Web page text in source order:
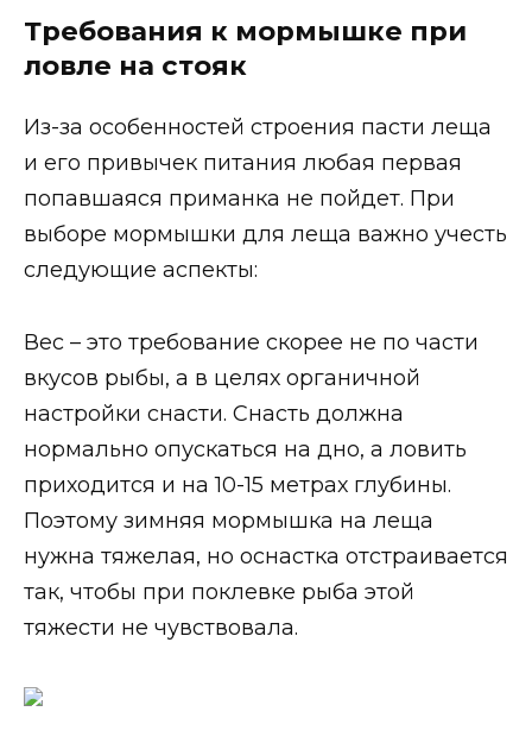
Требования к мормышке при
ловле на стояк
Из-за особенностей строения пасти леща
и его привычек питания любая первая
попавшаяся приманка не пойдет. При
выборе мормышки для леща важно учесть
следующие аспекты:
Вес – это требование скорее не по части
вкусов рыбы, а в целях органичной
настройки снасти. Снасть должна
нормально опускаться на дно, а ловить
приходится и на 10-15 метрах глубины.
Поэтому зимняя мормышка на леща
нужна тяжелая, но оснастка отстраивается
так, чтобы при поклевке рыба этой
тяжести не чувствовала.